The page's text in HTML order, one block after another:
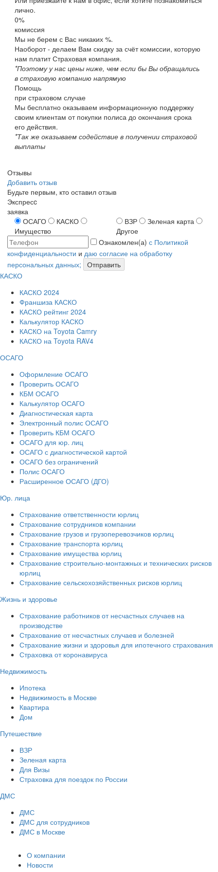
лично.
0%
комиссия
Мы не берем с Вас никаких %.
Наоборот - делаем Вам скидку за счёт комиссии, которую
нам платит Страховая компания.
*Поэтому у нас цены ниже, чем если бы Вы обращались
в страховую компанию напрямую
Помощь
при страховом случае
Мы бесплатно оказываем информационную поддержку
своим клиентам от покупки полиса до окончания срока
его действия.
*Так же оказываем содействие в получении страховой
выплаты
Отзывы
Добавить отзыв
Будьте первым, кто оставил отзыв
Экспресc
заявка
ОСАГО
КАСКО
Имущество
ВЗР
Зеленая карта
Другое
Ознакомлен(а) с Политикой
конфиденциальности и даю согласие на обработку
персональных данных;
Отправить
КАСКО
КАСКО 2024
Франшиза КАСКО
КАСКО рейтинг 2024
Калькулятор КАСКО
КАСКО на Toyota Camry
КАСКО на Toyota RAV4
ОСАГО
Оформление ОСАГО
Проверить ОСАГО
КБМ ОСАГО
Калькулятор ОСАГО
Диагностическая карта
Электронный полис ОСАГО
Проверить КБМ ОСАГО
ОСАГО для юр. лиц
ОСАГО с диагностической картой
ОСАГО без ограничений
Полис ОСАГО
Расширенное ОСАГО (ДГО)
Юр. лица
Страхование ответственности юрлиц
Страхование сотрудников компании
Страхование грузов и грузоперевозчиков юрлиц
Страхование транспорта юрлиц
Страхование имущества юрлиц
Страхование строительно-монтажных и технических рисков
юрлиц
Страхование сельскохозяйственных рисков юрлиц
Жизнь и здоровье
Страхование работников от несчастных случаев на
производстве
Страхование от несчастных случаев и болезней
Страхование жизни и здоровья для ипотечного страхования
Страховка от коронавируса
Недвижимость
Ипотека
Недвижимость в Москве
Квартира
Дом
Путешествие
ВЗР
Зеленая карта
Для Визы
Страховка для поездок по России
ДМС
ДМС
ДМС для сотрудников
ДМС в Москве
О компании
Новости